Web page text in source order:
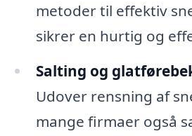
metoder til effektiv
sikrer en hurtig og
Salting og
Udover rensning af
mange firmaer også